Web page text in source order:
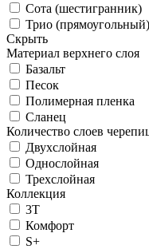
Сота (шестигранник)
Трио (прямоугольный)
Скрыть
Материал верхнего слоя
Базальт
Песок
Полимерная пленка
Сланец
Количество слоев
Двухслойная
Однослойная
Трехслойная
Коллекция
3T
Комфорт
S+